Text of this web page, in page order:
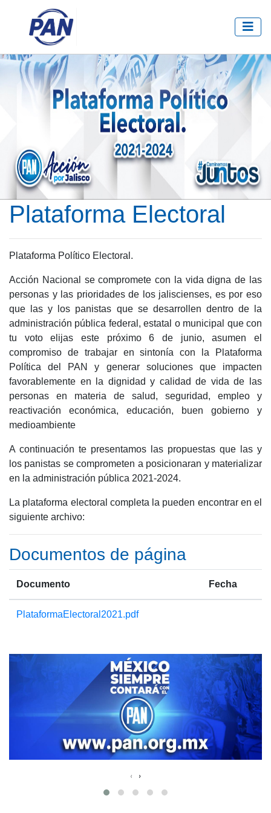
Plataforma Electoral
Plataforma Político Electoral.
Acción Nacional se compromete con la vida digna de las
personas y las prioridades de los jaliscienses, es por eso
que las y los panistas que se desarrollen dentro de la
administración pública federal, estatal o municipal que con
tu voto elijas este próximo 6 de junio, asumen el
compromiso de trabajar en sintonía con la Plataforma
Política del PAN y generar soluciones que impacten
favorablemente en la dignidad y calidad de vida de las
personas en materia de salud, seguridad, empleo y
reactivación económica, educación, buen gobierno y
medioambiente
A continuación te presentamos las propuestas que las y
los panistas se comprometen a posicionaran y materializar
en la administración pública 2021-2024.
La plataforma electoral completa la pueden encontrar en el
siguiente archivo:
Documentos de página
Documento Fecha
PlataformaElectoral2021.pdf
‹ ›